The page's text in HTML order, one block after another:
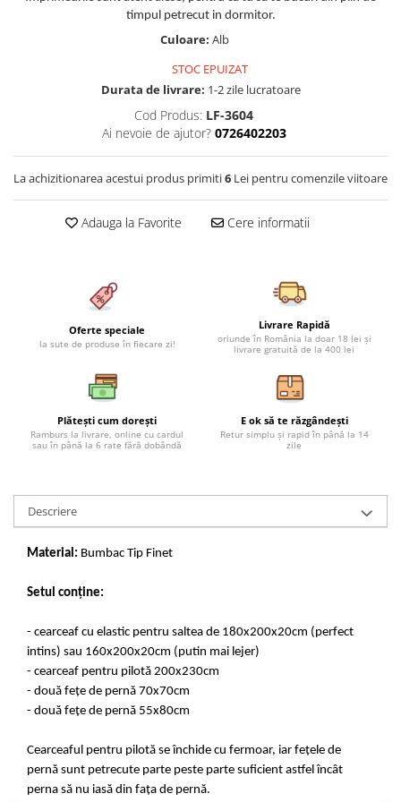
Cearceaf cu elastic 4 piese
Cearceaf cu elastic
Lenjerii Pufoase Fluffy/ Rabbit
Bumbac Neted Nesatinat
Bumbac 100% Poplin Hobby
Bumbac 100%
Lenjerii Matase
Lenjerii Creponate
Set Lenjerie + Draperii Pat Dublu
Huse De Pat Tricotate 160x200cm
Huse De Pat Tricotate 180x200cm
Huse Impermeabile 160x200cm
Huse Impermeabile 180x200cm
timpul petrecut in dormitor.
Culoare: Alb
STOC EPUIZAT
Durata de livrare: 1-2 zile lucratoare
Cod Produs: LF-3604
Ai nevoie de ajutor? 0726402203
La achizitionarea acestui produs primiti6 Lei pentru comenzile viitoare
Adauga la Favorite Cere informatii
Oferte speciale
la sute de produse în fiecare zi!
Livrare Rapidă
oriunde în România la doar 18 lei și
livrare gratuită de la 400 lei
Plătești cum dorești
Ramburs la livrare, online cu cardul
sau în până la 6 rate fără dobândă
E ok să te răzgândești
Retur simplu și rapid în până la 14
zile
Descriere
Material: Bumbac Tip Finet
Setul conține:
- cearceaf cu elastic pentru saltea de 180x200x20cm (perfect
intins) sau 160x200x20cm (putin mai lejer)
- cearceaf pentru pilotă 200x230cm
- două fețe de pernă 70x70cm
- două fețe de pernă 55x80cm
Cearceaful pentru pilotă se închide cu fermoar, iar fețele de
pernă sunt petrecute parte peste parte suficient astfel încât
perna să nu iasă din fața de pernă.